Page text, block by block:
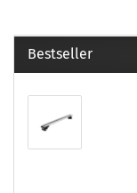
Bestseller